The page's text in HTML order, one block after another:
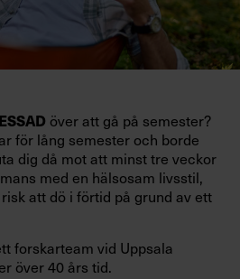
över att gå på semester?
för lång semester och borde
dig då mot att minst tre veckor
med en hälsosam livsstil,
att dö i förtid på grund av ett
forskarteam vid Uppsala
över 40 års tid.